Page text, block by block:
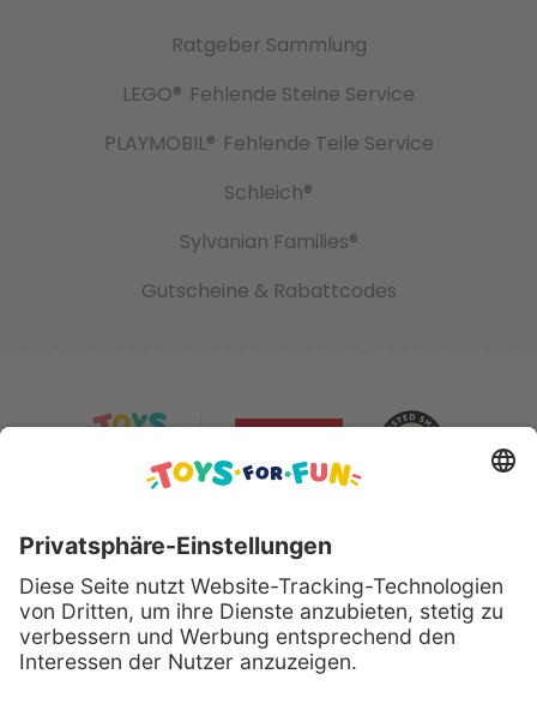
Ratgeber Sammlung
LEGO® Fehlende Steine Service
PLAYMOBIL® Fehlende Teile Service
Schleich®
Sylvanian Families®
Gutscheine & Rabattcodes
Sicher bezahlen mit: